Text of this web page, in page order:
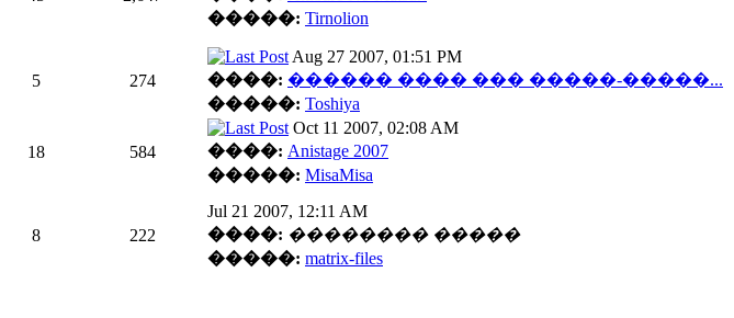
�����: Tirnolion
5 274
Aug 27 2007, 01:51 PM
����: ������ ���� ��� �����-�����...
�����: Toshiya
18 584
Oct 11 2007, 02:08 AM
����: Anistage 2007
�����: MisaMisa
8 222
Jul 21 2007, 12:11 AM
����: �������� �����
�����: matrix-files